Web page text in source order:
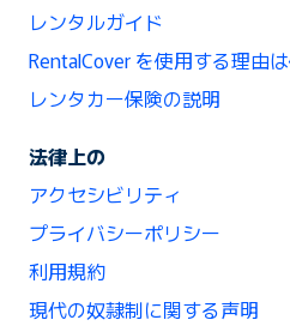
レンタルガイド
RentalCover を使用する理由
レンタカー保険の説明
法律上の
アクセシビリティ
プライバシーポリシー
利用規約
現代の奴隷制に関する声明